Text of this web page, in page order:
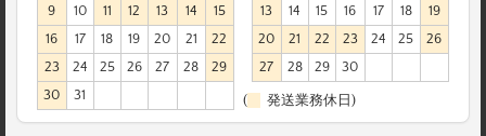
9
10 11 12 13 14
15
16
17 18 19 20 21
22
23
24 25 26 27 28
29
30
31
13
14 15 16 17 18
19
20
21 22 23 24 25
26
27
28 29 30
( 発送業務休日)